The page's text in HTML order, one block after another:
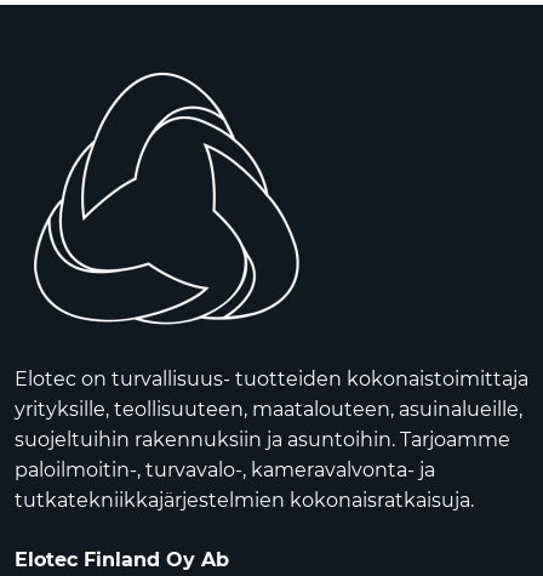
Elotec on turvallisuus- tuotteiden kokonaistoimittaja
yrityksille, teollisuuteen, maatalouteen, asuinalueille,
suojeltuihin rakennuksiin ja asuntoihin. Tarjoamme
paloilmoitin-, turvavalo-, kameravalvonta- ja
tutkatekniikkajärjestelmien kokonaisratkaisuja.
Elotec Finland Oy Ab